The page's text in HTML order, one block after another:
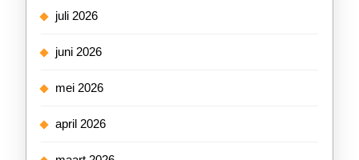
juli 2026
juni 2026
mei 2026
april 2026